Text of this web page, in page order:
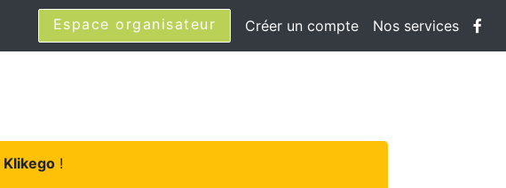
Espace organisateur Créer un compte Nos services
Klikego!